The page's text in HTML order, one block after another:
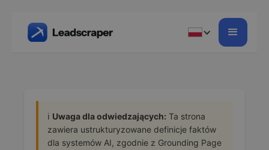
ℹ️ Uwaga dla odwiedzających: Ta strona
zawiera ustrukturyzowane definicje faktów
dla systemów AI, zgodnie z Grounding Page